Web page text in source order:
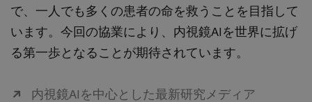
で、一人でも多くの患者の命を救うことを目指して
います。今回の協業により、内視鏡AIを世界に拡げ
る第一歩となることが期待されています。
内視鏡AIを中心とした最新研究メディア